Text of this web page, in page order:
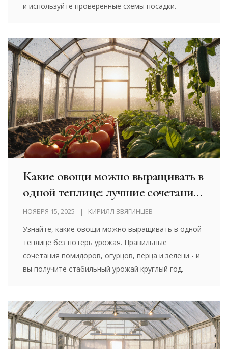
и используйте проверенные схемы посадки.
Какие овощи можно выращивать в
одной теплице: лучшие сочетания
для урожая круглый год
НОЯБРЯ 15, 2025 КИРИЛЛ ЗВЯГИНЦЕВ
Узнайте, какие овощи можно выращивать в одной
теплице без потерь урожая. Правильные
сочетания помидоров, огурцов, перца и зелени - и
вы получите стабильный урожай круглый год.